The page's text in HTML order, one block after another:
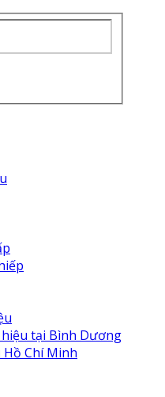
tại Bình Dương
Chí Minh